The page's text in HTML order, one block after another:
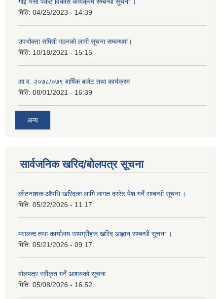
मिति: 04/25/2023 - 14:39
उपभोक्ता समिती गठनको लागी सूचना सम्बन्धमा।
मिति: 10/18/2021 - 15:15
आ.व. २०७८/०७९ बार्षिक बजेट तथा कार्यक्रम
मिति: 08/01/2021 - 16:39
अन्य
सार्वजनिक खरिद/बोलपत्र सूचना
कीटनाशक औषधि खरिदका लागि लागत दररेट पेश गर्ने सम्बन्धी सूचना ।
मिति: 05/22/2026 - 11:17
मसलन्द तथा कार्यालय सामग्रीहरू खरिद आह्वान सम्बन्धी सूचना ।
मिति: 05/21/2026 - 09:17
बोलपत्र स्वीकृत गर्ने आशयको सूचना
मिति: 05/08/2026 - 16:52